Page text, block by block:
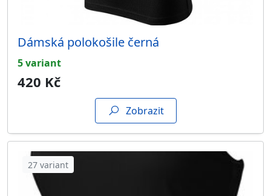
Dámská polokošile černá
5 variant
420 Kč
Zobrazit
27 variant